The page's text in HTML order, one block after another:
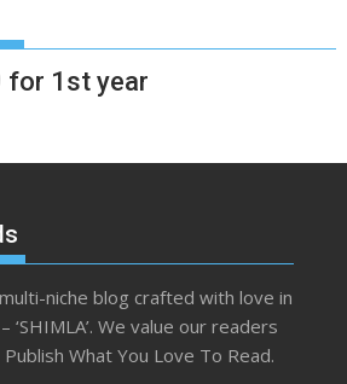
for 1st year
niche blog crafted with love in
‘SHIMLA’. We value our readers
What You Love To Read.